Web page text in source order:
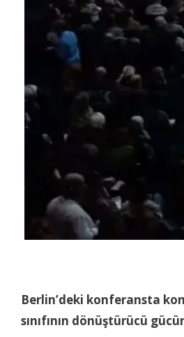
Berlin’deki konferansta
sınıfının dönüştürücü